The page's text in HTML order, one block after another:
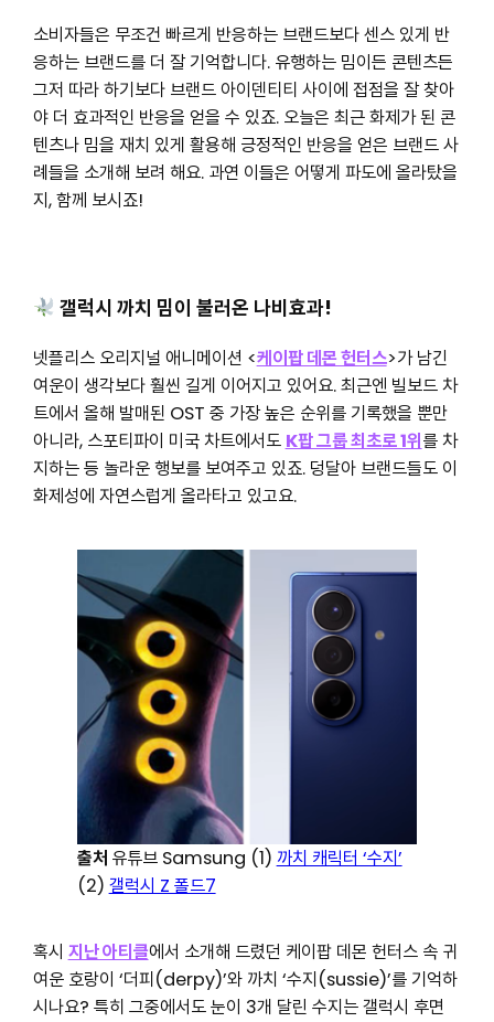
소비자들은 무조건 빠르게 반응하는 브랜드보다 센스 있게 반
응하는 브랜드를 더 잘 기억합니다. 유행하는 밈이든 콘텐츠든
그저 따라 하기보다 브랜드 아이덴티티 사이에 접점을 잘 찾아
야 더 효과적인 반응을 얻을 수 있죠. 오늘은 최근 화제가 된 콘
텐츠나 밈을 재치 있게 활용해 긍정적인 반응을 얻은 브랜드 사
례들을 소개해 보려 해요. 과연 이들은 어떻게 파도에 올라탔을
지, 함께 보시죠!
갤럭시 까치 밈이 불러온 나비효과!
넷플리스 오리지널 애니메이션 <케이팝 데몬 헌터스>가 남긴
여운이 생각보다 훨씬 길게 이어지고 있어요. 최근엔 빌보드 차
트에서 올해 발매된 OST 중 가장 높은 순위를 기록했을 뿐만
아니라, 스포티파이 미국 차트에서도 K팝 그룹 최초로 1위를 차
지하는 등 놀라운 행보를 보여주고 있죠. 덩달아 브랜드들도 이
화제성에 자연스럽게 올라타고 있고요.
출처 유튜브 Samsung (1) 까치 캐릭터 ‘수지’
(2) 갤럭시 Z 폴드7
혹시 지난 아티클에서 소개해 드렸던 케이팝 데몬 헌터스 속 귀
여운 호랑이 ‘더피(derpy)’와 까치 ‘수지(sussie)’를 기억하
시나요? 특히 그중에서도 눈이 3개 달린 수지는 갤럭시 후면